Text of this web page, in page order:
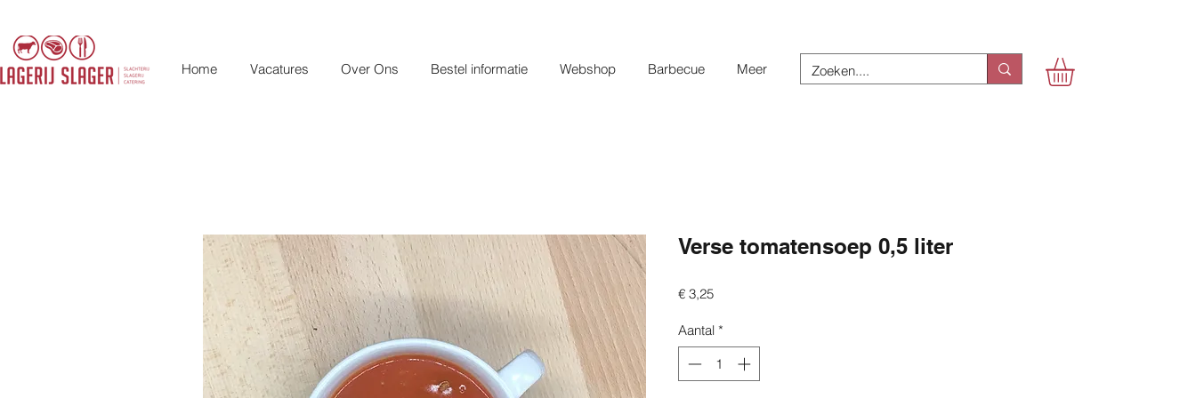
Home Vacatures Over Ons Bestel informatie Webshop Barbecue Meer
Verse tomatensoep 0,5 liter
€ 3,25Prijs
Aantal *